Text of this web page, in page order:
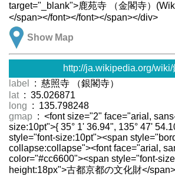
target="_blank">鹿苑寺 （金閣寺）
</span></font></font></span></div>
Show Map
http://ja.wikipedia.org/wiki/
label
: 慈照寺 （銀閣寺）
lat : 35.026871
long : 135.798248
gmap : <font size="2" face="arial,
size:10pt">{ 35° 1' 36.94", 135° 47'
style="font-size:10pt"><span
collapse:collapse"><font face="arial,
color="#cc6600"><span style="font-
height:18px">古都京都の文化財</